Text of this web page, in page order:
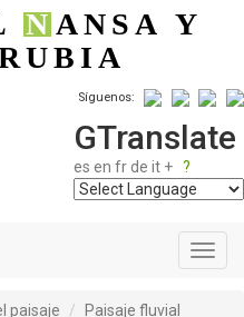
principal
NANSA Y
Síguenos:
GTranslate
es en fr de it + ?
paisaje Paisaje fluvial